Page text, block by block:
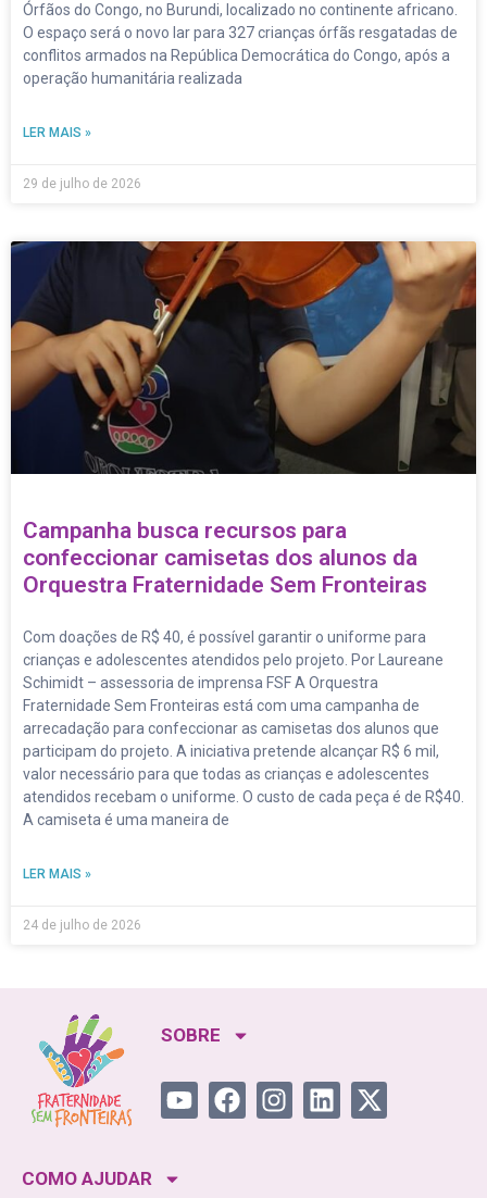
Órfãos do Congo, no Burundi, localizado no continente africano.
O espaço será o novo lar para 327 crianças órfãs resgatadas de
conflitos armados na República Democrática do Congo, após a
operação humanitária realizada
LER MAIS »
29 de julho de 2026
Campanha busca recursos para
confeccionar camisetas dos alunos da
Orquestra Fraternidade Sem Fronteiras
Com doações de R$ 40, é possível garantir o uniforme para
crianças e adolescentes atendidos pelo projeto. Por Laureane
Schimidt – assessoria de imprensa FSF A Orquestra
Fraternidade Sem Fronteiras está com uma campanha de
arrecadação para confeccionar as camisetas dos alunos que
participam do projeto. A iniciativa pretende alcançar R$ 6 mil,
valor necessário para que todas as crianças e adolescentes
atendidos recebam o uniforme. O custo de cada peça é de R$40.
A camiseta é uma maneira de
LER MAIS »
24 de julho de 2026
SOBRE
COMO AJUDAR